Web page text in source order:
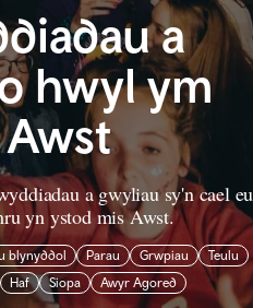
a
hwyl ym
a gwyliau sy'n cael eu
yn ystod mis Awst.
blynyddol Parau Grwpiau
Teulu
Haf Siopa Awyr Agored